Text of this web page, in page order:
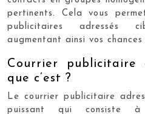
pertinents. Cela vous
publicitaires adressés
augmentant ainsi vos chances
Courrier publicitaire
que c’est ?
Le courrier publicitaire
puissant qui consiste à